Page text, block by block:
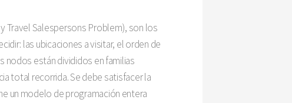
Travel Salespersons Problem), son los
las ubicaciones a visitar, el orden de
nodos están divididos en familias
total recorrida. Se debe satisfacer la
un modelo de programación entera